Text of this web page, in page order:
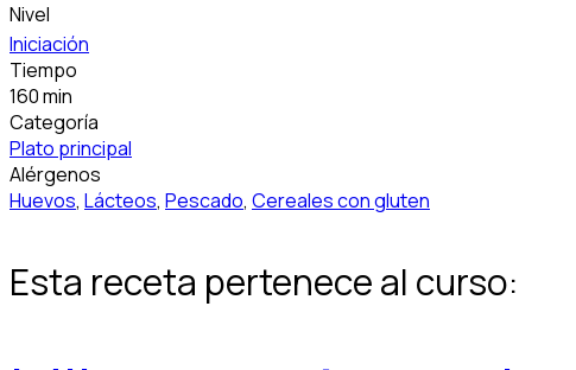
Nivel
Iniciación
Tiempo
160 min
Categoría
Plato principal
Alérgenos
Huevos, Lácteos, Pescado, Cereales con gluten
Esta receta pertenece al curso: